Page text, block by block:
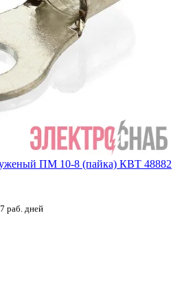
ПМ 10-8 (пайка) КВТ 48882
раб. дней